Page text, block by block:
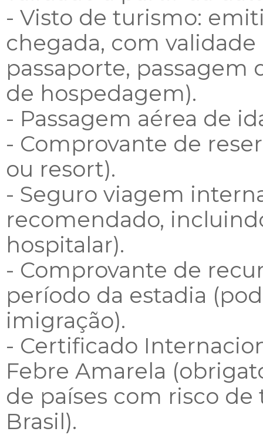
- Visto de turismo:
chegada, com
passaporte,
de hospedagem).
- Passagem aérea de
- Comprovante de
ou resort).
- Seguro viagem
recomendado,
hospitalar).
- Comprovante de
período da estadia
imigração).
- Certificado
Febre Amarela
de países com risco
Brasil).